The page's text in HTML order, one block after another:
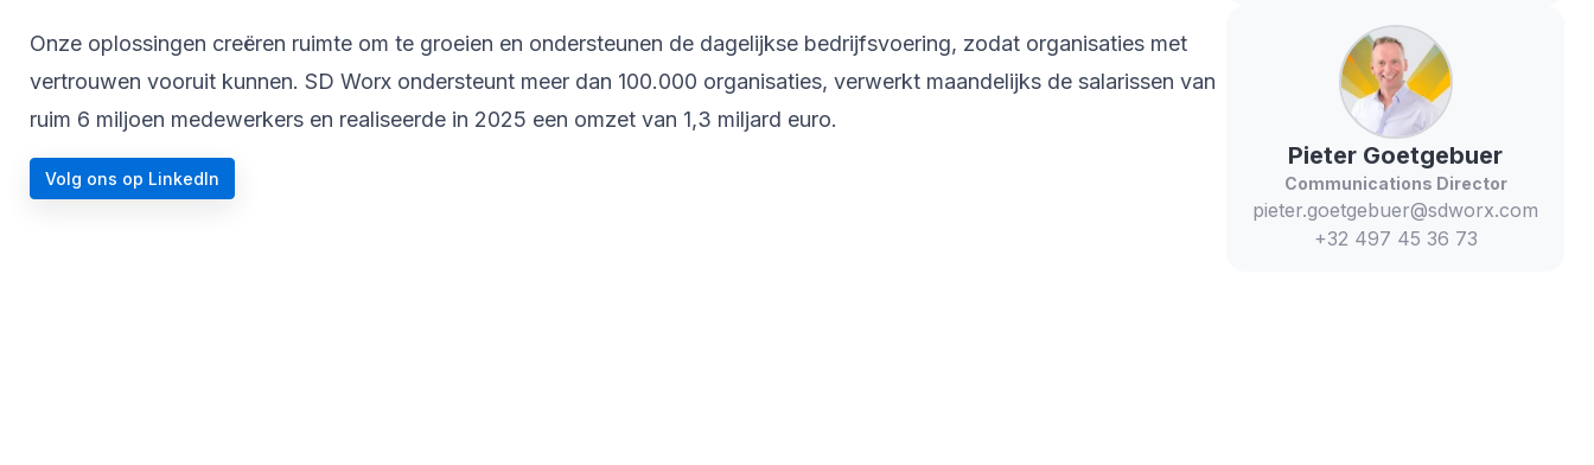
Onze oplossingen creëren ruimte om te groeien en ondersteunen de dagelijkse bedrijfsvoering, zodat organisaties met
vertrouwen vooruit kunnen. SD Worx ondersteunt meer dan 100.000 organisaties, verwerkt maandelijks de salarissen van
ruim 6 miljoen medewerkers en realiseerde in 2025 een omzet van 1,3 miljard euro.
Volg ons op LinkedIn
Pieter Goetgebuer
Communications Director
pieter.goetgebuer@sdworx.com
+32 497 45 36 73